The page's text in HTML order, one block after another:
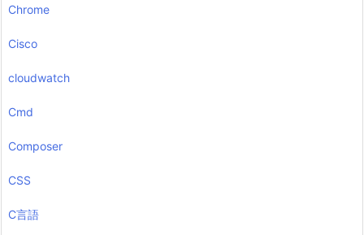
Chrome
Cisco
cloudwatch
Cmd
Composer
CSS
C言語